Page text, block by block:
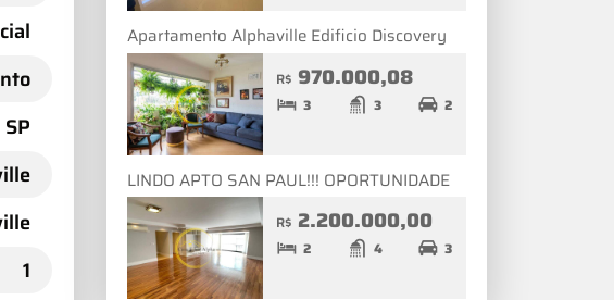
1
Apartamento Alphaville Edificio Discovery
R$ 970.000,08
3 3 2
LINDO APTO SAN PAUL!!! OPORTUNIDADE
R$ 2.200.000,00
2 4 3